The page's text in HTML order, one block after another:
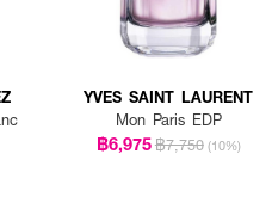
YVES SAINT LAURENT
Mon Paris EDP
฿6,975฿7,750 (10%)